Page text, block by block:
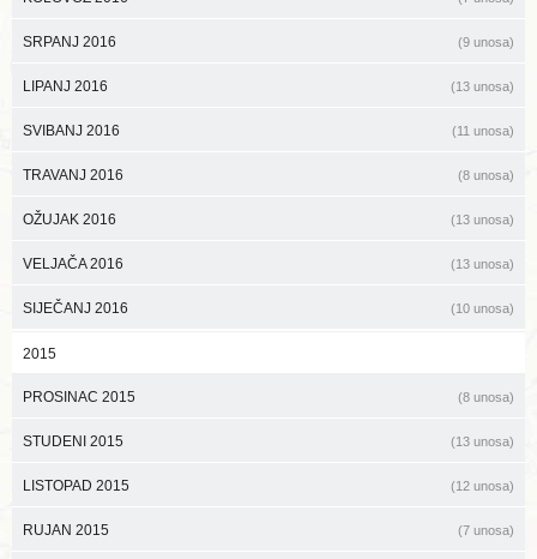
SRPANJ 2016 (9 unosa)
LIPANJ 2016 (13 unosa)
SVIBANJ 2016 (11 unosa)
TRAVANJ 2016 (8 unosa)
OŽUJAK 2016 (13 unosa)
VELJAČA 2016 (13 unosa)
SIJEČANJ 2016 (10 unosa)
2015
PROSINAC 2015 (8 unosa)
STUDENI 2015 (13 unosa)
LISTOPAD 2015 (12 unosa)
RUJAN 2015 (7 unosa)